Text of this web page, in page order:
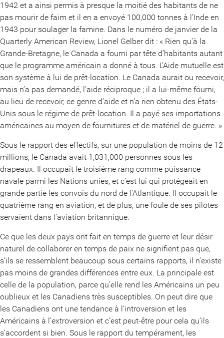
1942 et a ainsi permis à presque la moitié des habitants de ne
pas mourir de faim et il en a envoyé 100,000 tonnes à l’Inde en
1943 pour soulager la famine. Dans le numéro de janvier de la
Quarterly American Review, Lionel Gelber dit : « Rien qu’à la
Grande-Bretagne, le Canada a fourni par tête d’habitants autant
que le programme américain a donné à tous. L’Aide mutuelle est
son système à lui de prêt-location. Le Canada aurait ou recevoir,
mais n’a pas demandé, l’aide réciproque ; il a lui-même fourni,
au lieu de recevoir, ce genre d’aide et n’a rien obtenu des États-
Unis sous le régime de prêt-location. Il a payé ses importations
américaines au moyen de fournitures et de matériel de guerre. »
Sous le rapport des effectifs, sur une population de moins de 12
millions, le Canada avait 1,031,000 personnes sous les
drapeaux. Il occupait le troisième rang comme puissance
navale parmi les Nations unies, et c’est lui qui protégeait en
grande partie les convois du nord de l’Atlantique. Il occupait le
quatrième rang en aviation, et de plus, une foule de ses pilotes
servaient dans l’aviation britannique.
Ce que les deux pays ont fait en temps de guerre et leur désir
naturel de collaborer en temps de paix ne signifient pas que,
s’ils se ressemblent beaucoup sous certains rapports, il n’existe
pas moins de grandes différences entre eux. La principale est
celle de la population, parce qu’elle rend les Américains un peu
oublieux et les Canadiens très susceptibles. On peut dire que
les Canadiens ont une tendance à l’introversion et les
Américains à l’extroversion et c’est peut-être pour cela qu’ils
s’accordent si bien. Sous le rapport du tempérament, les